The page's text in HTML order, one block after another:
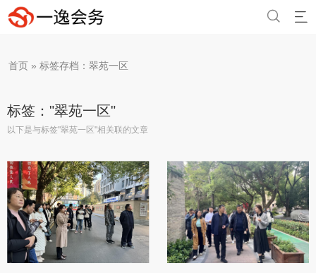
{/if}


首页 » 标签存档：翠苑一区
标签："翠苑一区"
以下是与标签"翠苑一区"相关联的文章